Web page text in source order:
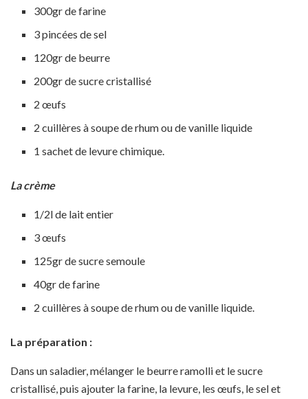
300gr de farine
3 pincées de sel
120gr de beurre
200gr de sucre cristallisé
2 œufs
2 cuillères à soupe de rhum ou de vanille liquide
1 sachet de levure chimique.
La crème
1/2l de lait entier
3 œufs
125gr de sucre semoule
40gr de farine
2 cuillères à soupe de rhum ou de vanille liquide.
La préparation :
Dans un saladier, mélanger le beurre ramolli et le sucre
cristallisé, puis ajouter la farine, la levure, les œufs, le sel et